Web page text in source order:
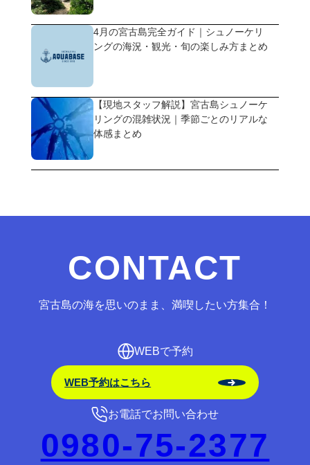
4月の宮古島完全ガイド｜シュノーケリ
ングの海況・観光・旬の楽しみ方まとめ
【現地スタッフ解説】宮古島シュノーケ
リングの混雑状況｜季節ごとのリアルな
体感まとめ
CONTACT
宮古島の海を思いのまま、満喫したい方集合！
WEBで予約
WEB予約はこちら
お電話でお問い合わせ
0980-75-2377